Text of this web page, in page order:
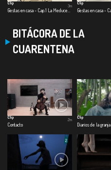
Clip
3m
Clip
BITÁCORA DE LA
CUARENTENA
Clip
Contacto
2m
Clip
Diarios de la granja